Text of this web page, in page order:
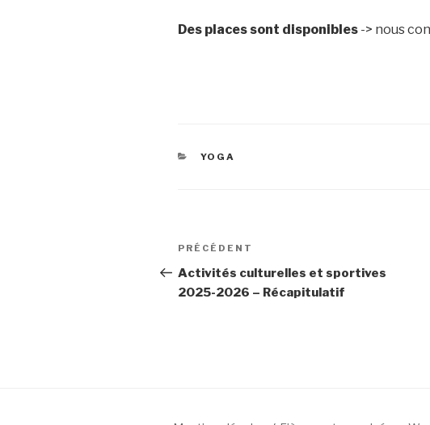
Des places sont disponibles -> nous
CATÉGORIES
YOGA
Navigation
de
l’article
Article
précédent
PRÉCÉDENT
Activités culturelles et sportives
2025-2026 – Récapitulatif